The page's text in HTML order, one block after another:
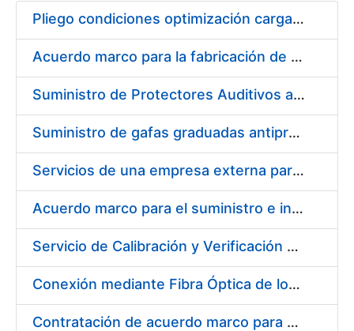
Mostra/Amaga Pliego condiciones optimización cargas compras firmado
Acuerdo marco para la fabricación de piezas
Suministro de Protectores Auditivos a medida para las personas trabajadoras de los Centros de Trabajo de Madrid y Burgos
Suministro de gafas graduadas antiproyecciones para los trabajadores de la FNMT-RCM en los centros de trabajo de Madrid y Burgos
Servicios de una empresa externa para el asesoramiento y resolución de los recursos de alzada que se presentan relacionados con procesos de selección para la FNMT-RCM
Acuerdo marco para el suministro e instalación de persianas, estores y otros complementos
Servicio de Calibración y Verificación Externa de los Equipos de Medición del Servicio de Prevención de la FNMT-RCM
Conexión mediante Fibra Óptica de los Centros de Proceso de Datos (CPDs) de las sedes de la FNMT-RCM de Burgos y Madrid
Contratación de acuerdo marco para el Suministro de Material de Electricidad para la Fábrica Nacional de Moneda y Timbre-Real Casa de la Moneda en su centro de trabajo de Burgos